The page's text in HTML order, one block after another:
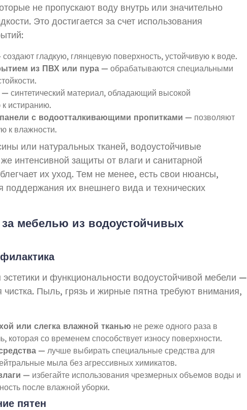
не пропускают воду внутрь или значительно
Это достигается за счет использования
гладкую, глянцевую поверхность, устойчивую к воде.
из ПВХ или пура — обрабатываются специальными
— синтетический материал, обладающий высокой
к истиранию.
с водоотталкивающими пропитками — позволяют
к влажности.
или натуральных тканей, водоустойчивые
интенсивной защиты от влаги и санитарной
их уход. Тем не менее, есть свои нюансы,
поддержания их внешнего вида и технических
мебелью из водоустойчивых
и функциональности водоустойчивой мебели —
Пыль, грязь и жирные пятна требуют внимания,
или слегка влажной тканью не реже одного раза в
которая со временем способствует износу поверхности.
— лучше выбирать специальные средства для
мыла без агрессивных химикатов.
— избегайте использования чрезмерных объемов воды и
после влажной уборки.
пятен